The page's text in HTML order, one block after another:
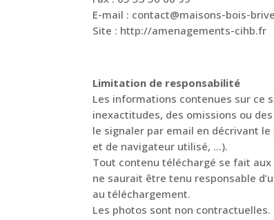
E-mail : contact@maisons-bois-
Site : http://amenagements-cihb.fr
Limitation de responsabilité
Les informations contenues sur ce
inexactitudes, des omissions ou
le signaler par email en décrivant
et de navigateur utilisé, …).
Tout contenu téléchargé se fait aux
ne saurait être tenu responsable
au téléchargement.
Les photos sont non contractuelles.